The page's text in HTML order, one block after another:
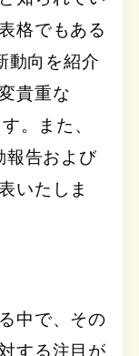
格でもある
動向を紹介
貴重な
。また、
報告および
いたしま
中で、その
する注目が